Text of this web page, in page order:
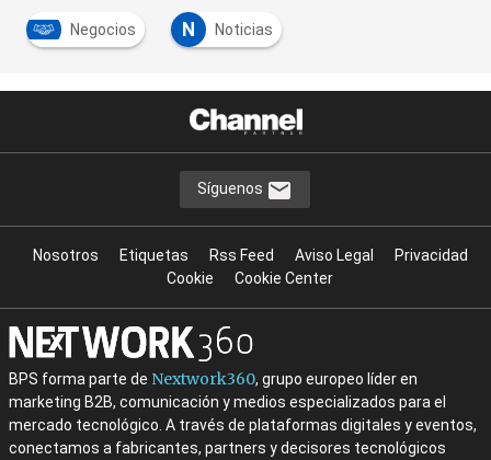
Negocios N Noticias
Síguenos
Nosotros Etiquetas Rss Feed Aviso Legal
Privacidad
Cookie
Cookie Center
BPS forma parte de Nextwork360, grupo europeo líder en
marketing B2B, comunicación y medios especializados para el
mercado tecnológico. A través de plataformas digitales y eventos,
conectamos a fabricantes, partners y decisores tecnológicos